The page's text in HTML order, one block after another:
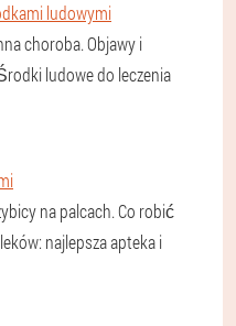
ludowymi
choroba. Objawy i
ludowe do leczenia
na palcach. Co robić
najlepsza apteka i